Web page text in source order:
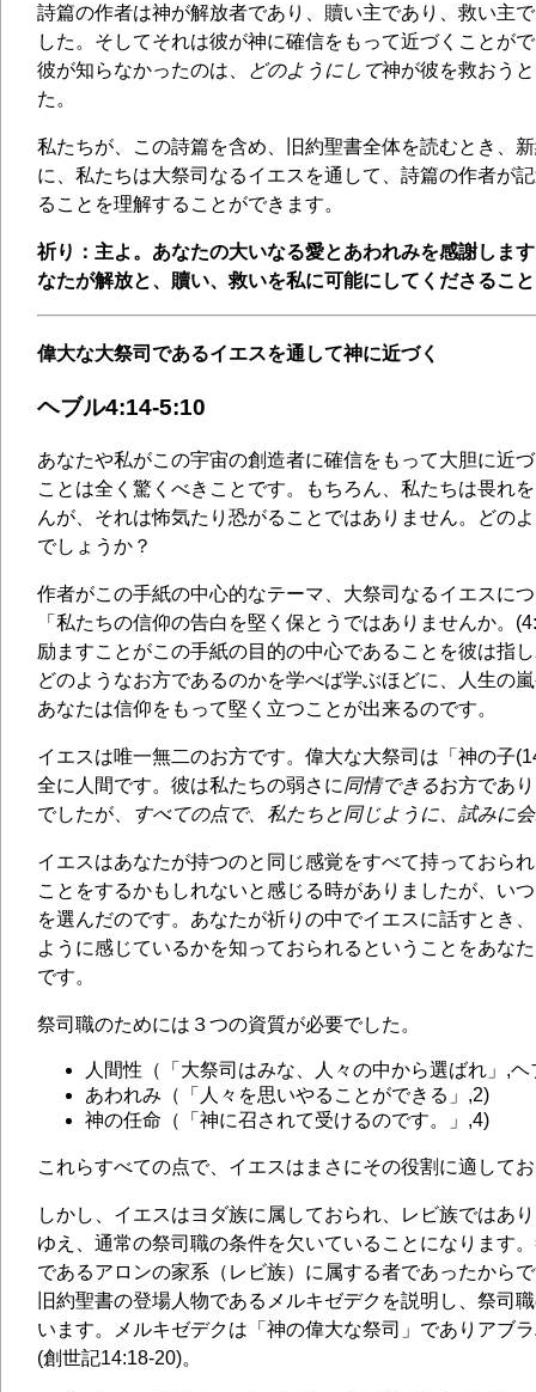
詩篇の作者は神が解放者であり、贖い主であり、救い主
した。そしてそれは彼が神に確信をもって近づくことが
彼が知らなかったのは、
どのようにして神が彼を救おう
た。
私たちが、この詩篇を含め、旧約聖書全体を読むとき、
に、私たちは大祭司なるイエスを通して、詩篇の作者が
ることを理解することができます。
祈り：主よ。あなたの大いなる愛とあわれみを感謝しま
なたが解放と、贖い、救いを私に可能にしてくださるこ
偉大な大祭司であるイエスを通して神に近づく
ヘブル4:14-5:10
あなたや私がこの宇宙の創造者に確信をもって大胆に近
ことは全く驚くべきことです。もちろん、私たちは畏れ
んが、それは怖気たり恐がることではありません。どの
でしょうか？
作者がこの手紙の中心的なテーマ、大祭司なるイエスに
「私たちの信仰の告白を堅く保とうではありませんか。
励ますことがこの手紙の目的の中心であることを彼は指
どのようなお方であるのかを学べば学ぶほどに、人生の
あなたは信仰をもって堅く立つことが出来るのです。
イエスは唯一無二のお方です。偉大な大祭司は「神の子
全に人間です。彼は私たちの弱さに同情できるお方であ
でしたが、
すべての点で、私たちと同じように、試みに
イエスはあなたが持つのと同じ感覚をすべて持っておら
ことをするかもしれないと感じる時がありましたが、い
を選んだのです。あなたが祈りの中でイエスに話すとき
ように感じているかを知っておられるということをあな
です。
祭司職のためには３つの資質が必要でした。
人間性（「大祭司はみな、人々の中から選ばれ」,ヘ
あわれみ（「人々を思いやることができる」,2)
神の任命（「神に召されて受けるのです。」,4)
これらすべての点で、イエスはまさにその役割に適して
しかし、イエスはヨダ族に属しておられ、レビ族ではあ
ゆえ、通常の祭司職の条件を欠いていることになります
であるアロンの家系（レビ族）に属する者であったから
旧約聖書の登場人物であるメルキゼデクを説明し、祭司
います。メルキゼデクは「神の偉大な祭司」でありアブ
(創世記14:18-20)。